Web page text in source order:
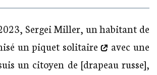
Sergei Miller, un habitant de
un piquet solitaire
avec une
un citoyen de [drapeau russe],